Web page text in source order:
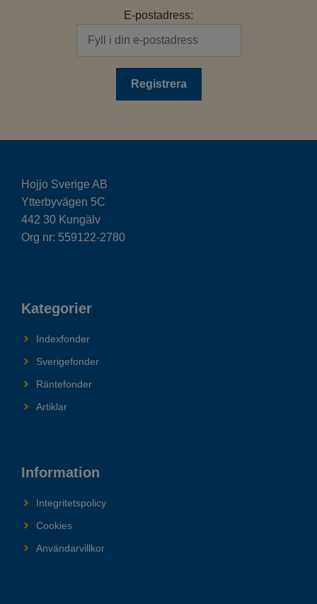
E-postadress:
Hojjo Sverige AB
Ytterbyvägen 5C
442 30 Kungälv
Org nr: 559122-2780
Kategorier
Indexfonder
Sverigefonder
Räntefonder
Artiklar
Information
Integritetspolicy
Cookies
Användarvillkor